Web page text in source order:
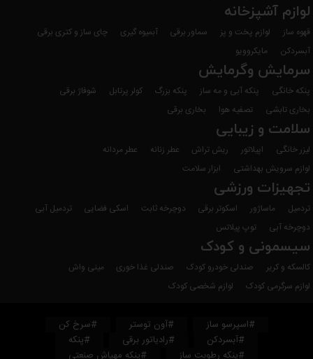
لوازم آشپزخانه
قهوه ساز لوازم پخت و پز سماور برقی آبمیوه گیری
چای ساز و کتری برقی
آبسردکن
مایکروویو
سرمایش وگرمایش
پنکه خانگی پنکه آبی و مه ساز پنکه بزرگ کولر پرتابل
شوفاژ برقی
بخاری تابشی
تصفیه هوا بخاری برقی
سلامت و زیبایی
لیزر خانگی اپیلاتور ریش تراش عطر زنانه
عطر مردانه
لوازم سرویش بهداشتی
ابزار سلامت
تجهیزات ورزشی
تردمیل ماساژور اسکوتر برقی دوچرخه ثابت اسکی فضایی
تردمیل آبی
دوچرخه آبی
توپ پیلاتس
سیسمونی و کودک
کالسکه و کریر صندلی خودرو کودک صندلی غذا خوری
مینی واش
لوازم سرگرمی کودک
لوازم شخصی کودک
#اسپرسو ساز #آون توستر
#سرخ کن
#آبسردکن
#رادیاتور برقی
#پنکه
#پنکه رطوبت ساز
#پنکه مهپاش صنعتی